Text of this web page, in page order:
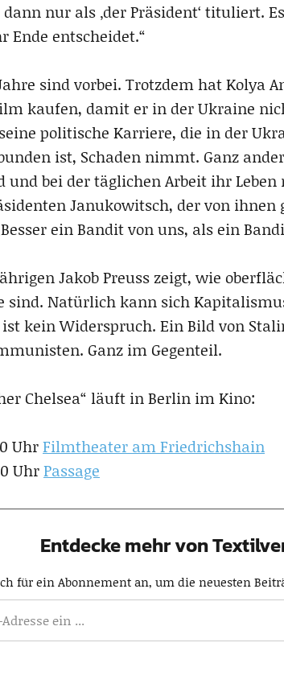
nur als ‚der Präsident‘ tituliert.
Ende entscheidet.“
sind vorbei. Trotzdem hat Kolya
kaufen, damit er in der Ukraine
politische Karriere, die in der
ist, Schaden nimmt. Ganz
und bei der täglichen Arbeit ihr Leben
Janukowitsch, der von ihnen
ein Bandit von uns, als ein
Jakob Preuss zeigt, wie
sind. Natürlich kann sich
kein Widerspruch. Ein Bild von
Ganz im Gegenteil.
Chelsea“ läuft in Berlin im Kino:
UhrFilmtheater am Friedrichshain
UhrPassage
Entdecke mehr von
für ein Abonnement an, um die neuesten